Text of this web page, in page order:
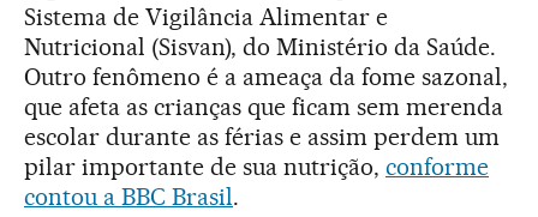
Sistema de Vigilância Alimentar e
Nutricional (Sisvan), do Ministério da Saúde.
Outro fenômeno é a ameaça da fome sazonal,
que afeta as crianças que ficam sem merenda
escolar durante as férias e assim perdem um
pilar importante de sua nutrição, conforme
contou a BBC Brasil.